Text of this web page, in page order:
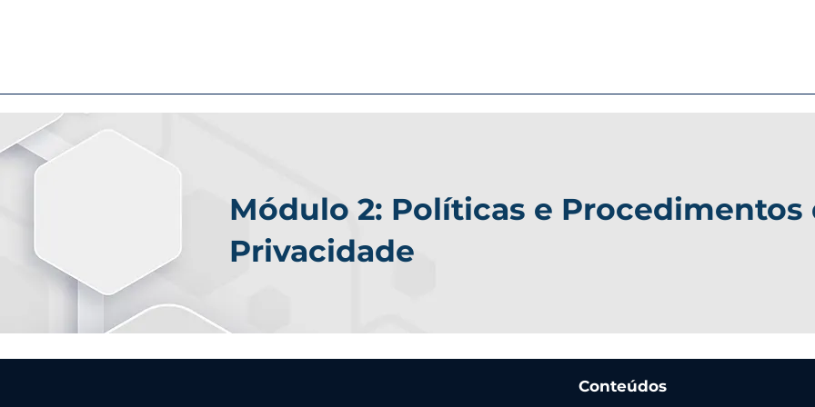
Módulo 2: Políticas e Procedimentos
Privacidade
Conteúdos